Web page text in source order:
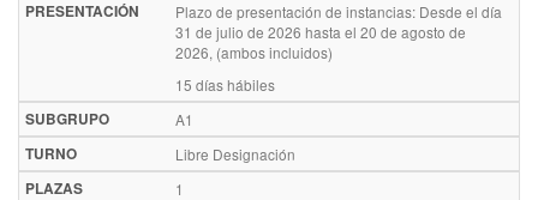
PRESENTACIÓN
Plazo de presentación de instancias: Desde el día
31 de julio de 2026 hasta el 20 de agosto de
2026, (ambos incluidos)
15 días hábiles
SUBGRUPO
A1
TURNO
Libre Designación
PLAZAS
1